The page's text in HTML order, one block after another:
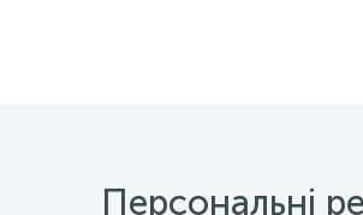
Персональні